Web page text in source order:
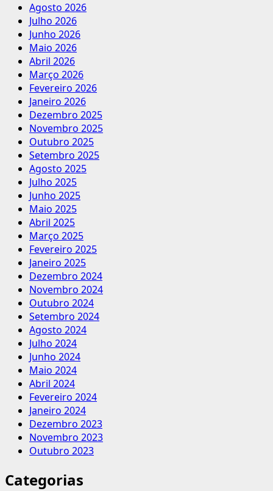
Agosto 2026
Julho 2026
Junho 2026
Maio 2026
Abril 2026
Março 2026
Fevereiro 2026
Janeiro 2026
Dezembro 2025
Novembro 2025
Outubro 2025
Setembro 2025
Agosto 2025
Julho 2025
Junho 2025
Maio 2025
Abril 2025
Março 2025
Fevereiro 2025
Janeiro 2025
Dezembro 2024
Novembro 2024
Outubro 2024
Setembro 2024
Agosto 2024
Julho 2024
Junho 2024
Maio 2024
Abril 2024
Fevereiro 2024
Janeiro 2024
Dezembro 2023
Novembro 2023
Outubro 2023
Categorias